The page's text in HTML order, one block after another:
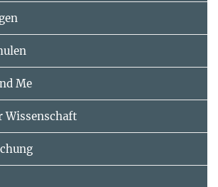
Me
Wissenschaft